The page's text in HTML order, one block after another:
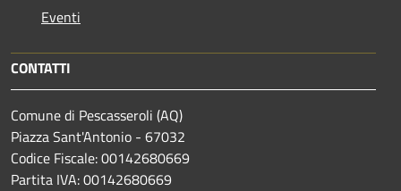
Eventi
CONTATTI
Comune di Pescasseroli (AQ)
Piazza Sant'Antonio - 67032
Codice Fiscale: 00142680669
Partita IVA: 00142680669